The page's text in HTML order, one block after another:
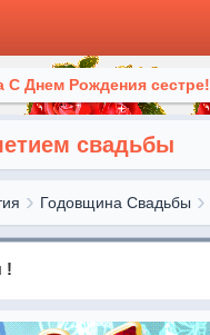
С Днем Рождения сестре!
свадьбы
Годовщина Свадьбы
!